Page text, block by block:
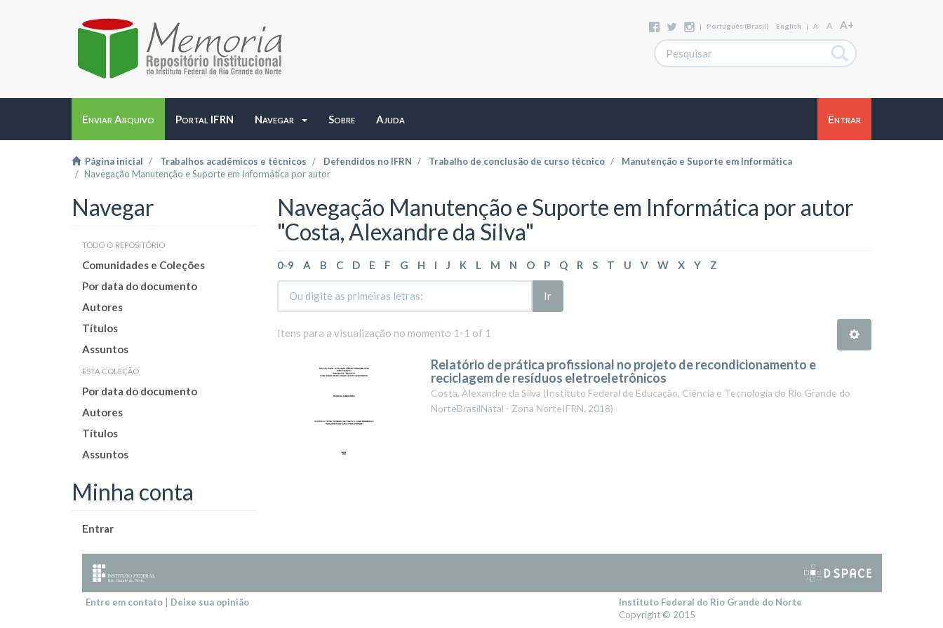
| Português (Brasil) English | A- A A+
Enviar Arquivo Portal IFRN Navegar Sobre Ajuda Entrar
Página inicial Trabalhos acadêmicos e técnicos Defendidos no IFRN Trabalho de conclusão de curso técnico
Manutenção e Suporte em Informática
Navegação Manutenção e Suporte em Informática por autor
Navegar
todo o repositório
Comunidades e Coleções
Por data do documento
Autores
Títulos
Assuntos
esta coleção
Por data do documento
Autores
Títulos
Assuntos
Minha conta
Entrar
Navegação Manutenção e Suporte em Informática por autor
"Costa, Alexandre da Silva"
0-9 A B C D E F G H I J K L M N O P Q R S T U V W X Y Z
Ir
Itens para a visualização no momento 1-1 of 1
Relatório de prática profissional no projeto de recondicionamento e
reciclagem de resíduos eletroeletrônicos
Costa, Alexandre da Silva (Instituto Federal de Educação, Ciência e Tecnologia do Rio Grande do
NorteBrasilNatal - Zona NorteIFRN, 2018)
Entre em contato Deixe sua opinião
Instituto Federal do Rio Grande do Norte
Copyright © 2015